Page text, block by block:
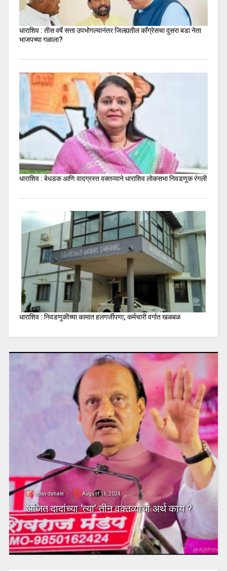
धाराशिव : तीस वर्षे सत्ता उपभोगल्यानंतर जिल्ह्यतील कॉंग्रेसचा दुसरा बडा नेता
भाजपच्या गळाला?
धाराशिव : बेधडक आणि वादग्रस्त वक्तव्याने धाराशिव लोकसभा निवडणूक रंगली
धाराशिव : निवडणुकीच्या कामात हलगर्जीपणा; कर्मचारी वर्गात खळबळ
uday dahale August 16, 2024
अजित दादांच्या ‘त्या’ तीन वक्तव्यांचा अर्थ काय ?